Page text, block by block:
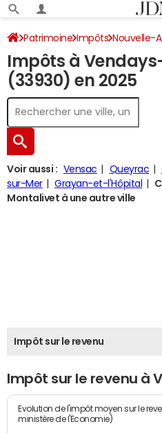
Patrimoine Impôts Nouvelle-
Vendays-Montalivet Impôt sur
Impôts à
(33930) en 2025
Voir aussi : Vensac Queyrac
sur-Mer
Grayan-et-l'Hôpital
Montalivet à une autre ville
Impôt sur le revenu
Impôt sur le revenu à
Evolution de l'impôt moyen sur le
ministère de l'Economie)